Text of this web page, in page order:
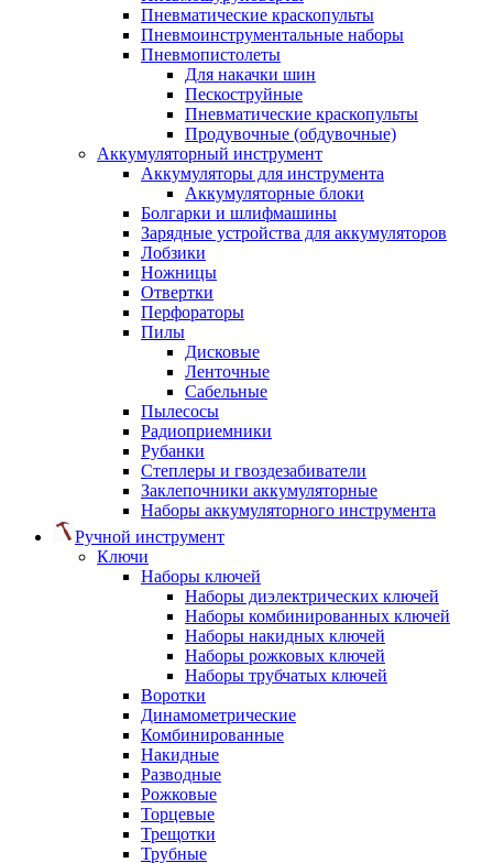
Пневматические краскопульты
Пневмоинструментальные наборы
Пневмопистолеты
Для накачки шин
Пескоструйные
Пневматические краскопульты
Продувочные (обдувочные)
Аккумуляторный инструмент
Аккумуляторы для инструмента
Аккумуляторные блоки
Болгарки и шлифмашины
Зарядные устройства для аккумуляторов
Лобзики
Ножницы
Отвертки
Перфораторы
Пилы
Дисковые
Ленточные
Сабельные
Пылесосы
Радиоприемники
Рубанки
Степлеры и гвоздезабиватели
Заклепочники аккумуляторные
Наборы аккумуляторного инструмента
Ручной инструмент
Ключи
Наборы ключей
Наборы диэлектрических ключей
Наборы комбинированных ключей
Наборы накидных ключей
Наборы рожковых ключей
Наборы трубчатых ключей
Воротки
Динамометрические
Комбинированные
Накидные
Разводные
Рожковые
Торцевые
Трещотки
Трубные